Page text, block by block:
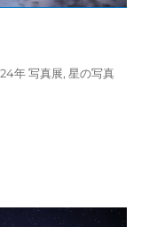
年 写真展,星の写真